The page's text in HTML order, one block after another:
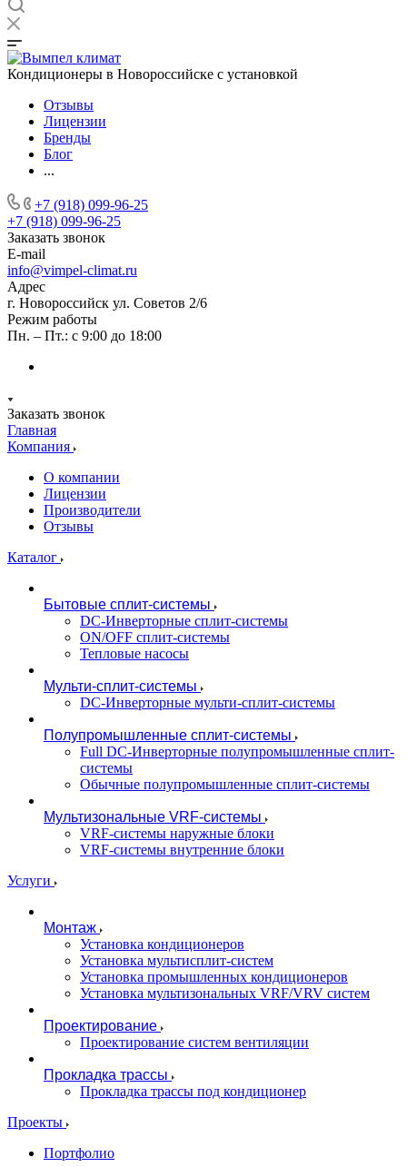
Кондиционеры в Новороссийске с установкой
Отзывы
Лицензии
Бренды
Блог
...
+7 (918) 099-96-25
+7 (918) 099-96-25
Заказать звонок
E-mail
info@vimpel-climat.ru
Адрес
г. Новороссийск ул. Советов 2/6
Режим работы
Пн. – Пт.: с 9:00 до 18:00
Заказать звонок
Главная
Компания
О компании
Лицензии
Производители
Отзывы
Каталог
Бытовые сплит-системы
DC-Инверторные сплит-системы
ON/OFF сплит-системы
Тепловые насосы
Мульти-сплит-системы
DC-Инверторные мульти-сплит-системы
Полупромышленные сплит-системы
Full DC-Инверторные полупромышленные сплит-
системы
Обычные полупромышленные сплит-системы
Мультизональные VRF-системы
VRF-системы наружные блоки
VRF-системы внутренние блоки
Услуги
Монтаж
Установка кондиционеров
Установка мультисплит-систем
Установка промышленных кондиционеров
Установка мультизональных VRF/VRV систем
Проектирование
Проектирование систем вентиляции
Прокладка трассы
Прокладка трассы под кондиционер
Проекты
Портфолио